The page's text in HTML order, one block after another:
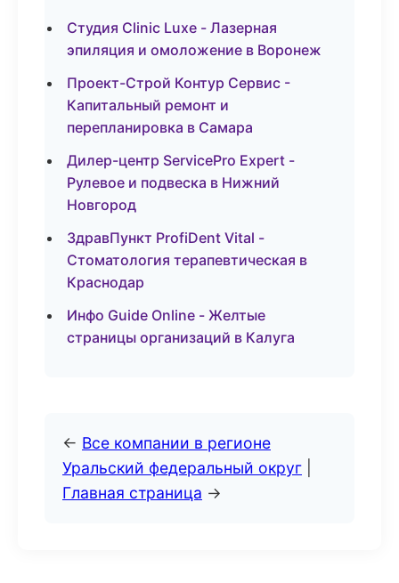
Студия Clinic Luxe - Лазерная
эпиляция и омоложение в Воронеж
Проект-Строй Контур Сервис -
Капитальный ремонт и
перепланировка в Самара
Дилер-центр ServicePro Expert -
Рулевое и подвеска в Нижний
Новгород
ЗдравПункт ProfiDent Vital -
Стоматология терапевтическая в
Краснодар
Инфо Guide Online - Желтые
страницы организаций в Калуга
← Все компании в регионе
Уральский федеральный округ
Главная страница →